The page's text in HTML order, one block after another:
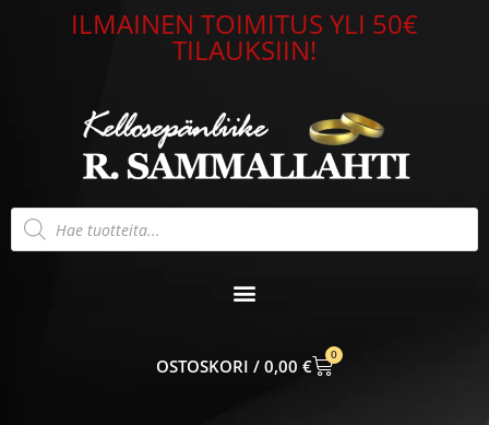
ILMAINEN TOIMITUS YLI 50€
TILAUKSIIN!
Products
search
0,00 €
0
CART